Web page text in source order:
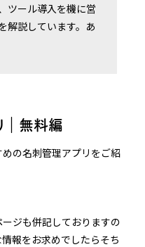
ツール導入を機に営
解説しています。あ
｜無料編
の名刺管理アプリをご紹
ジも併記しておりますの
報をお求めでしたらそち